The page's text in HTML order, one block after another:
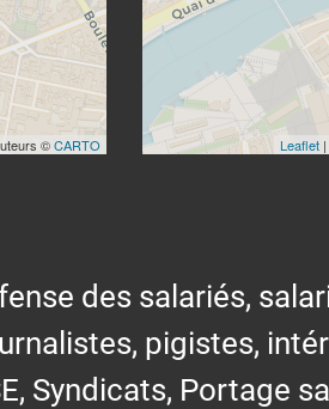
©CARTO Leaflet|
des salariés,
pigistes,
Syndicats, Portage